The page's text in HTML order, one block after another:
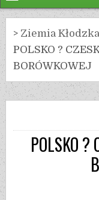
> Ziemia
POLSKO ?
BORÓWKOWEJ
POLSKO ?